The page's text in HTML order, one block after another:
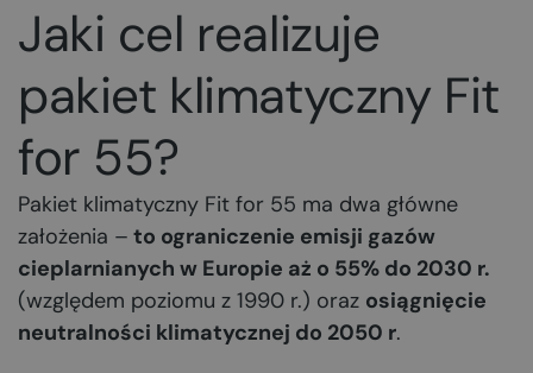
Jaki cel realizuje
pakiet klimatyczny Fit
for 55?
Pakiet klimatyczny Fit for 55 ma dwa główne
założenia – to ograniczenie emisji gazów
cieplarnianych w Europie aż o 55% do 2030 r.
(względem poziomu z 1990 r.) oraz osiągnięcie
neutralności klimatycznej do 2050 r.